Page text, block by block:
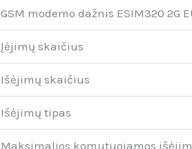
GSM modemo dažnis ESIM320 2G
Įėjimų skaičius
Išėjimų skaičius
Išėjimų tipas
Maksimalios komutuojamos